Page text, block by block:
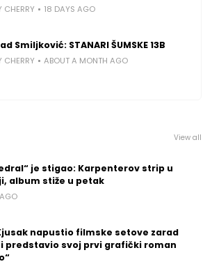
CHERRY 18 DAYS AGO
Smiljković: STANARI ŠUMSKE 13B
CHERRY ABOUT A MONTH AGO
View all
je stigao: Karpenterov strip u
album stiže u petak
napustio filmske setove zarad
predstavio svoj prvi grafički roman